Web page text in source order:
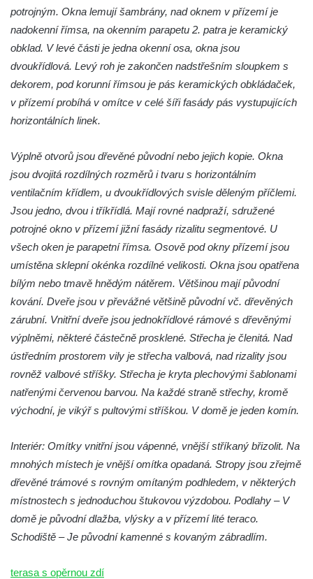
Strom života na Dymníku v Rumburku
Pavilon Reinerovy fresky v zámeckém
parku v Duchcově
Dřevěný altán v Teplické ulici v Duchcově
Duchcově
Fara před kostelem svatých Petra a Pavla v
Jeníkově
Areál Mikov v Mikulášovicích – Ignaze
Röslera synové, továrna kovového zboží
Dům správce hřbitova v Mikulášovicích
Tovární budova v Mikulášovicích – Anton
Pohl, továrna na gumové stuhy
Tovární budova jižně od dolního nádraží v
kovové a kancelářské zboží
Schodiště ke kostelu Nanebevzetí Panny
Marie ve Vilémově
Lázeňský dům čp. 82 v Lázních Libverda
Obří sud v Lázních Libverda
potrojným. Okna lemují šambrány, nad oknem v přízemí je
nadokenní římsa, na okenním parapetu 2. patra je keramický
obklad. V levé části je jedna okenní osa, okna jsou
dvoukřídlová. Levý roh je zakončen nadstřešním sloupkem s
dekorem, pod korunní římsou je pás keramických obkládaček,
v přízemí probíhá v omítce v celé šíři fasády pás vystupujících
horizontálních linek.
Výplně otvorů jsou dřevěné původní nebo jejich kopie. Okna
jsou dvojitá rozdílných rozměrů i tvaru s horizontálním
ventilačním křídlem, u dvoukřídlových svisle děleným příčlemi.
Jsou jedno, dvou i tříkřídlá. Mají rovné nadpraží, sdružené
potrojné okno v přízemí jižní fasády rizalitu segmentové. U
všech oken je parapetní římsa. Osově pod okny přízemí jsou
umístěna sklepní okénka rozdílné velikosti. Okna jsou opatřena
bílým nebo tmavě hnědým nátěrem. Většinou mají původní
kování. Dveře jsou v převážné většině původní vč. dřevěných
zárubní. Vnitřní dveře jsou jednokřídlové rámové s dřevěnými
výplněmi, některé částečně prosklené. Střecha je členitá. Nad
ústředním prostorem vily je střecha valbová, nad rizality jsou
rovněž valbové stříšky. Střecha je kryta plechovými šablonami
natřenými červenou barvou. Na každé straně střechy, kromě
východní, je vikýř s pultovými stříškou. V domě je jeden komín.
Interiér: Omítky vnitřní jsou vápenné, vnější stříkaný břizolit. Na
mnohých místech je vnější omítka opadaná. Stropy jsou zřejmě
dřevěné trámové s rovným omítaným podhledem, v některých
místnostech s jednoduchou štukovou výzdobou. Podlahy – V
domě je původní dlažba, vlýsky a v přízemí lité teraco.
Schodiště – Je původní kamenné s kovaným zábradlím.
terasa s opěrnou zdí